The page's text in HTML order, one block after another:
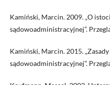
Kamiński, Marcin. 2009. „O
sądowoadministracyjnej”.
Kamiński, Marcin. 2015.
sądowoadministracyjnej”.